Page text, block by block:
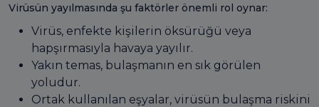
Virüsün yayılmasında şu faktörler önemli rol oynar:
Virüs, enfekte kişilerin öksürüğü veya
hapşırmasıyla havaya yayılır.
Yakın temas, bulaşmanın en sık görülen
yoludur.
Ortak kullanılan eşyalar, virüsün bulaşma riskini